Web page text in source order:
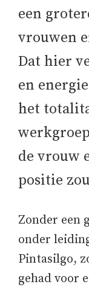
een
vrouwen
Dat hier
en
het
de vrouw
positie
Zonder een
onder
Pintasilgo,
gehad voor